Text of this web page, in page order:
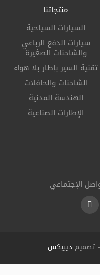
منتجاتنا
السيارات السياحية
سيارات الدفع الرباعي
والشاحنات الصغيرة
تقنية السير بإطار بلا هواء
الشاحنات والحافلات
الهندسة المدنية
الإطارات الصناعية
الإجتماعي
LinkedIn
ديبيكس.